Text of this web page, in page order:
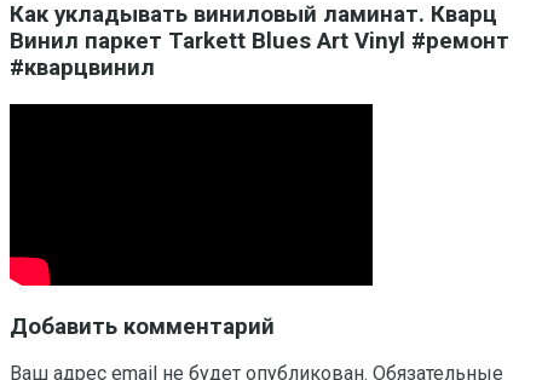
Как укладывать виниловый ламинат. Кварц
Винил паркет Tarkett Blues Art Vinyl #ремонт
#кварцвинил
Добавить комментарий
Ваш адрес email не будет опубликован. Обязательные